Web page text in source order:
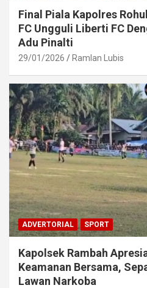
Final Piala Kapolres
FC Ungguli Liberti FC
Adu Pinalti
29/01/2026 Ramlan Lubis
ADVERTORIAL SPORT
Kapolsek Rambah
Keamanan Bersama,
Lawan Narkoba